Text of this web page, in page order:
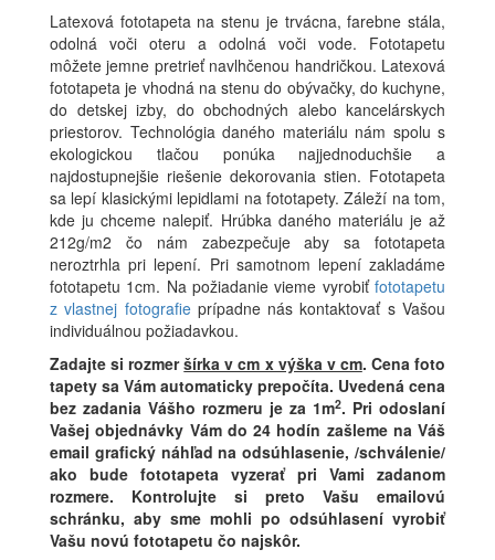
Latexová fototapeta na stenu je trvácna, farebne stála,
odolná voči oteru a odolná voči vode. Fototapetu
môžete jemne pretrieť navlhčenou handričkou. Latexová
fototapeta je vhodná na stenu do obývačky, do kuchyne,
do detskej izby, do obchodných alebo kancelárskych
priestorov. Technológia daného materiálu nám spolu s
ekologickou tlačou ponúka najjednoduchšie a
najdostupnejšie riešenie dekorovania stien. Fototapeta
sa lepí klasickými lepidlami na fototapety. Záleží na tom,
kde ju chceme nalepiť. Hrúbka daného materiálu je až
212g/m2 čo nám zabezpečuje aby sa fototapeta
neroztrhla pri lepení. Pri samotnom lepení zakladáme
fototapetu 1cm. Na požiadanie vieme vyrobiť fototapetu
z vlastnej fotografieprípadne nás kontaktovať s Vašou
individuálnou požiadavkou.
Zadajte si rozmeršírka v cm x výška v cm. Cena foto
tapety sa Vám automaticky prepočíta. Uvedená cena
bez zadania Vášho rozmeru je za 1m2. Pri odoslaní
Vašej objednávky Vám do 24 hodín zašleme na Váš
email grafický náhľad na odsúhlasenie, /schválenie/
ako bude fototapeta vyzerať pri Vami zadanom
rozmere. Kontrolujte si preto Vašu emailovú
schránku, aby sme mohli po odsúhlasení vyrobiť
Vašu novú fototapetu čo najskôr.